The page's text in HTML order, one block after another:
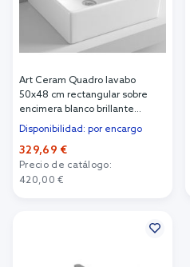
Art Ceram Quadro lavabo
50x48 cm rectangular sobre
encimera blanco brillante
QUL00201;00
Disponibilidad: por encargo
329,69 €
Precio de catálogo:
420,00 €